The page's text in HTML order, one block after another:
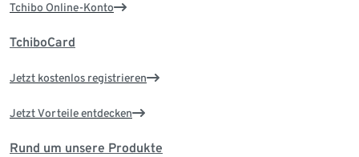
Tchibo Online-Konto
TchiboCard
Jetzt kostenlos registrieren
Jetzt Vorteile entdecken
Rund um unsere Produkte